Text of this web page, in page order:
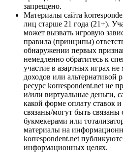
запрещено.
Материалы сайта
лиц старше 21 года (21+).
может вызвать игровую
правила (принципы)
обнаружении первых
немедленно обратитесь к
участие в азартных играх
доходов или
ресурс korrespondent.net не
и/или виртуальные деньги,
какой форме оплату ставок
связаны/могут быть
букмекерами или
материалы на
korrespondent.net
информационных целях.